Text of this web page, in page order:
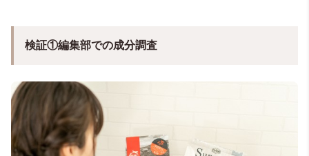
検証①編集部での成分調査